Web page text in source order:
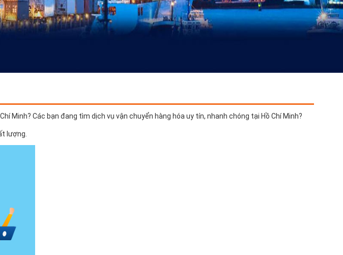
Minh? Các bạn đang tìm dịch vụ vận chuyển hàng hóa uy tín, nhanh chóng tại Hồ Chí Minh?
lượng.